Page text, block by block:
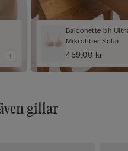
Balconette bh
Mikrofiber Sofia
459,00 kr
gillar